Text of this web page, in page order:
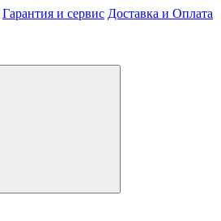
Гарантия и сервис Доставка и Оплата